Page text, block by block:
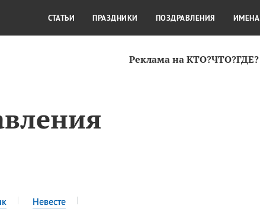
Невесте
Реклама на КТО?ЧТО?ГДЕ?
КУЛЬТУРА КРАСОТА
СТАТЬИ ПРАЗДНИКИ ПОЗДРАВЛЕНИЯ ИМЕНА